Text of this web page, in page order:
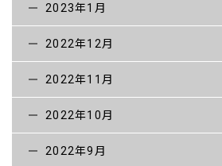
2023年1月
2022年12月
2022年11月
2022年10月
2022年9月